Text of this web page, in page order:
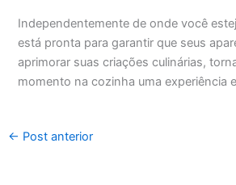
Independentemente de onde você
está pronta para garantir que seus
aprimorar suas criações culinárias,
momento na cozinha uma experiência
← Post anterior